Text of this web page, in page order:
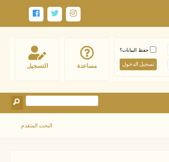
التسجيل مساعدة
حفظ البيانات؟
البحث المتقدم